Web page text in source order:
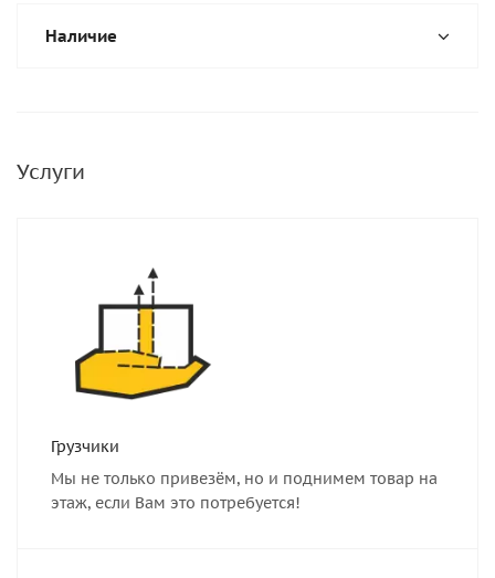
Наличие
Услуги
Грузчики
Мы не только привезём, но и поднимем товар на
этаж, если Вам это потребуется!